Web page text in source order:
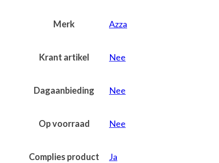
Merk Azza
Krant artikel Nee
Dagaanbieding Nee
Op voorraad Nee
Complies product Ja